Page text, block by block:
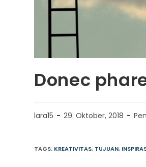
Donec
lara15 29. Oktober, 2018
TAGS: KREATIVITAS, TUJUAN,